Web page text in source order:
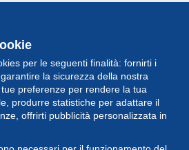
per le seguenti finalità: fornirti i
la sicurezza della nostra
preferenze per rendere la tua
produrre statistiche per adattare il
offrirti pubblicità personalizzata in